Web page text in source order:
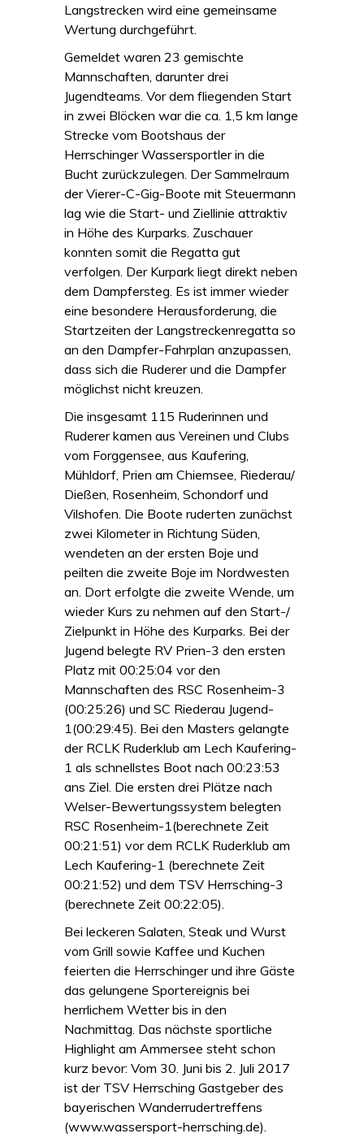
Langstrecken wird eine gemeinsame
Wertung durchgeführt.
Gemeldet waren 23 gemischte
Mannschaften, darunter drei
Jugendteams. Vor dem fliegenden Start
in zwei Blöcken war die ca. 1,5 km lange
Strecke vom Bootshaus der
Herrschinger Wassersportler in die
Bucht zurückzulegen. Der Sammelraum
der Vierer-C-Gig-Boote mit Steuermann
lag wie die Start- und Ziellinie attraktiv
in Höhe des Kurparks. Zuschauer
konnten somit die Regatta gut
verfolgen. Der Kurpark liegt direkt neben
dem Dampfersteg. Es ist immer wieder
eine besondere Herausforderung, die
Startzeiten der Langstreckenregatta so
an den Dampfer-Fahrplan anzupassen,
dass sich die Ruderer und die Dampfer
möglichst nicht kreuzen.
Die insgesamt 115 Ruderinnen und
Ruderer kamen aus Vereinen und Clubs
vom Forggensee, aus Kaufering,
Mühldorf, Prien am Chiemsee, Riederau/
Dießen, Rosenheim, Schondorf und
Vilshofen. Die Boote ruderten zunächst
zwei Kilometer in Richtung Süden,
wendeten an der ersten Boje und
peilten die zweite Boje im Nordwesten
an. Dort erfolgte die zweite Wende, um
wieder Kurs zu nehmen auf den Start-/
Zielpunkt in Höhe des Kurparks. Bei der
Jugend belegte RV Prien-3 den ersten
Platz mit 00:25:04 vor den
Mannschaften des RSC Rosenheim-3
(00:25:26) und SC Riederau Jugend-
1(00:29:45). Bei den Masters gelangte
der RCLK Ruderklub am Lech Kaufering-
1 als schnellstes Boot nach 00:23:53
ans Ziel. Die ersten drei Plätze nach
Welser-Bewertungssystem belegten
RSC Rosenheim-1(berechnete Zeit
00:21:51) vor dem RCLK Ruderklub am
Lech Kaufering-1 (berechnete Zeit
00:21:52) und dem TSV Herrsching-3
(berechnete Zeit 00:22:05).
Bei leckeren Salaten, Steak und Wurst
vom Grill sowie Kaffee und Kuchen
feierten die Herrschinger und ihre Gäste
das gelungene Sportereignis bei
herrlichem Wetter bis in den
Nachmittag. Das nächste sportliche
Highlight am Ammersee steht schon
kurz bevor: Vom 30. Juni bis 2. Juli 2017
ist der TSV Herrsching Gastgeber des
bayerischen Wanderrudertreffens
(www.wassersport-herrsching.de).